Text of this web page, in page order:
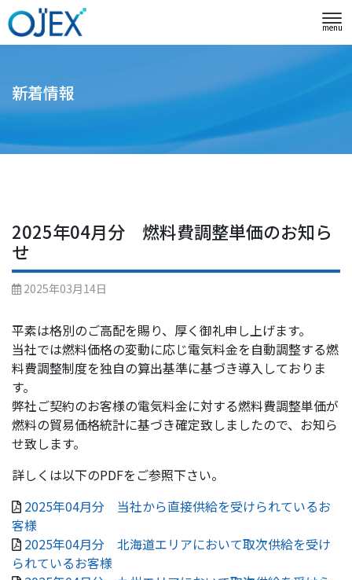
menu
新着情報
2025年04月分 燃料費調整単価のお知ら
せ
2025年03月14日
平素は格別のご高配を賜り、厚く御礼申し上げます。
当社では燃料価格の変動に応じ電気料金を自動調整する燃
料費調整制度を独自の算出基準に基づき導入しておりま
す。
弊社ご契約のお客様の電気料金に対する燃料費調整単価が
燃料の貿易価格統計に基づき確定致しましたので、お知ら
せ致します。
詳しくは以下のPDFをご参照下さい。
2025年04月分 当社から直接供給を受けられているお
客様
2025年04月分 北海道エリアにおいて取次供給を受け
られているお客様